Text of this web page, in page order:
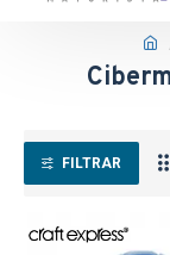
FILTRAR